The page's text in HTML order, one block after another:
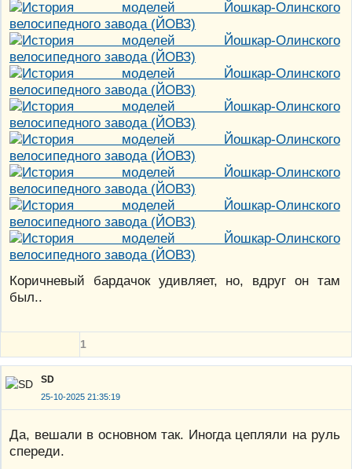
Коричневый бардачок удивляет, но, вдруг он там
был..
1
SD
25-10-2025 21:35:19
Да, вешали в основном так. Иногда цепляли на руль
спереди.